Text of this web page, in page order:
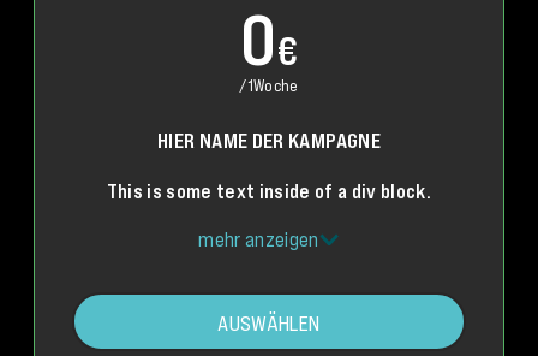
0€
/1Woche
HIER NAME DER KAMPAGNE
This is some text inside of a div block.
mehr anzeigen
AUSWÄHLEN